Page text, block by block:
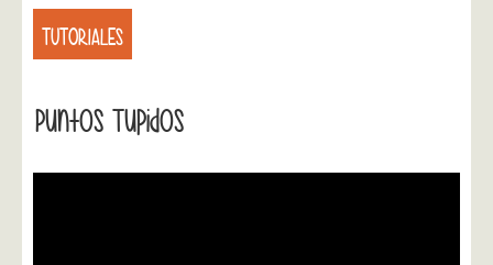
TUTORIALES
Puntos Tupidos